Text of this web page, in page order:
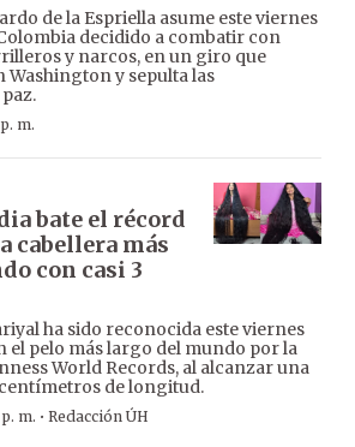
de la Espriella asume este viernes
decidido a combatir con
y narcos, en un giro que
Washington y sepulta las
m.
bate el récord
cabellera más
con casi 3
ha sido reconocida este viernes
el pelo más largo del mundo por la
World Records, al alcanzar una
de longitud.
m. · Redacción ÚH